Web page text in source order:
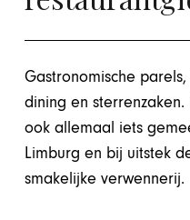
Gastronomische
dining en
ook allemaal iets
Limburg en bij uitstek
smakelijke verwennerij.